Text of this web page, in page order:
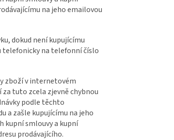
na jeho emailovou
dokud není kupujícímu
telefonicky na telefonní číslo
zboží v internetovém
tuto zcela zjevně chybnou
podle těchto
a zašle kupujícímu na jeho
kupní smlouvy a kupní
prodávajícího.